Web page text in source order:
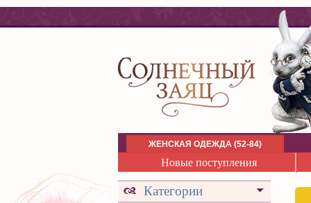
ЖЕНСКАЯ ОДЕЖДА (52-84)
Новые поступления
Категории